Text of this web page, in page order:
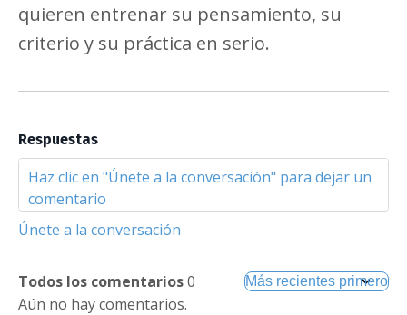
quieren entrenar su pensamiento, su
criterio y su práctica en serio.
Respuestas
Únete a la conversación
Todos los comentarios0
Aún no hay comentarios.